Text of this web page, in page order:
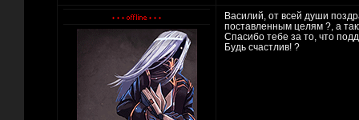
Василий, от всей души
поставленным целям ?, а
Спасибо тебе за то, что
Будь счастлив! ?